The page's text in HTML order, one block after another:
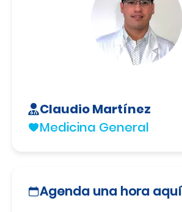
Claudio Martínez
Medicina General
Agenda una hora aquí